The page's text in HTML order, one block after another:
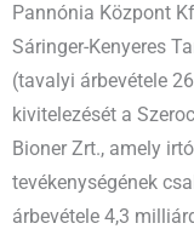
Pannónia Központ
Sáringer-Kenyeres
(tavalyi árbevétele
kivitelezését a
Bioner Zrt., amely
tevékenységének
árbevétele 4,3